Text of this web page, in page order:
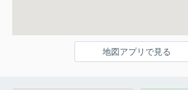
地図アプリで見る